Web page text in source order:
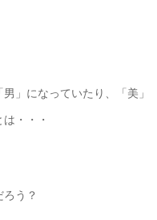
」になっていたり、「美」
・・・
う？